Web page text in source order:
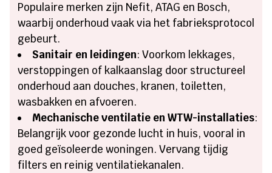
Populaire merken zijn Nefit, ATAG en Bosch,
waarbij onderhoud vaak via het fabrieksprotocol
gebeurt.
Sanitair en leidingen: Voorkom lekkages,
verstoppingen of kalkaanslag door structureel
onderhoud aan douches, kranen, toiletten,
wasbakken en afvoeren.
Mechanische ventilatie en WTW-installaties:
Belangrijk voor gezonde lucht in huis, vooral in
goed geïsoleerde woningen. Vervang tijdig
filters en reinig ventilatiekanalen.